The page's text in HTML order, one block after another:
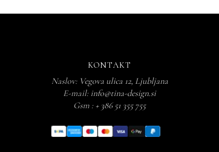
KONTAKT
Naslov: Vegova ulica 12, Ljubljana
E-mail: info@tina-design.si
Gsm : + 386 51 355 755